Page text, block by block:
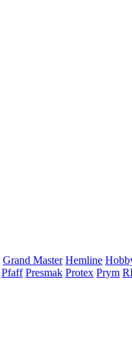
Grand Master Hemline
Pfaff Presmak Protex Prym